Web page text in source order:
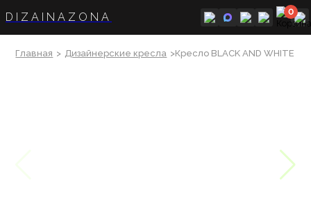
DIZAINAZONA 0
Главная > Дизайнерские кресла >Кресло BLACK AND WHITE